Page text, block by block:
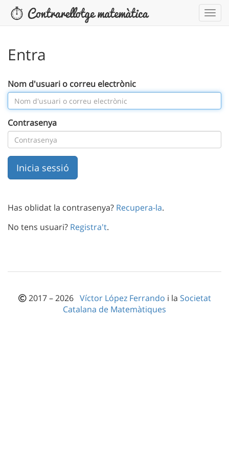
Entra
Nom d'usuari o correu electrònic
Contrasenya
Has oblidat la contrasenya? Recupera-la.
No tens usuari? Registra't.
2017 – 2026 Víctor López Ferrando i la Societat
Catalana de Matemàtiques